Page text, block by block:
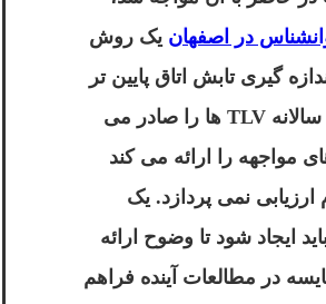
در اصفهان یک روش
گیری تابش اتاق پایین تر
بود. ACGIH که سالانه TLV ها را صادر می
مواجهه را ارائه می کند
ارزیابی نمی پردازد. یک
ایجاد شود تا وضوح ارائه
در مطالعات آینده فراهم